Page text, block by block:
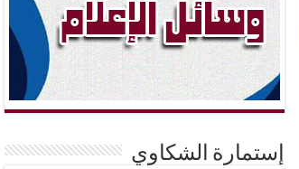
إستمارة الشكاوي